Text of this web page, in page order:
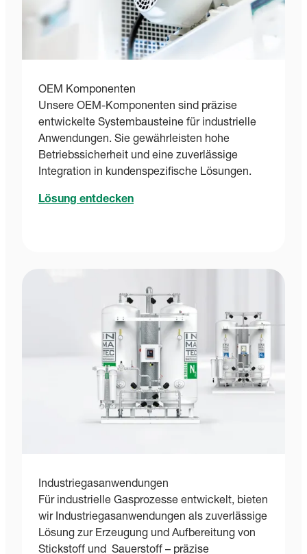
OEM Komponenten
Unsere OEM-Komponenten sind präzise
entwickelte Systembausteine für industrielle
Anwendungen. Sie gewährleisten hohe
Betriebssicherheit und eine zuverlässige
Integration in kundenspezifische Lösungen.
Lösung entdecken
Industriegasanwendungen
Für industrielle Gasprozesse entwickelt, bieten
wir Industriegasanwendungen als zuverlässige
Lösung zur Erzeugung und Aufbereitung von
Stickstoff und Sauerstoff – präzise